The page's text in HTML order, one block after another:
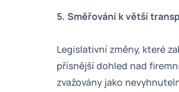
5. Směřování k větší
Legislativní změny, které
přísnější dohled nad
zvažovány jako